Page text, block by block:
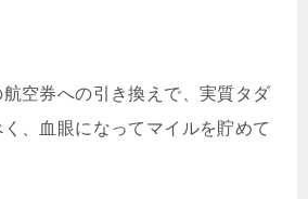
空券への引き換えで、実質タダ
、血眼になってマイルを貯めて